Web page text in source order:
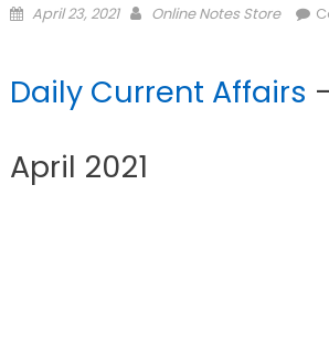
April 23, 2021 Online Notes Store
Daily Current Affairs
April 2021